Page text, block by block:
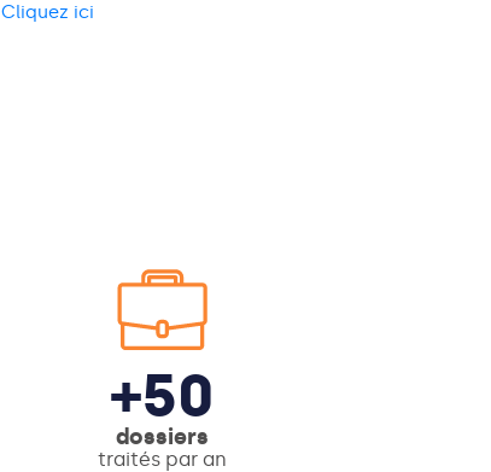
Cliquez ici
+50
dossiers
traités par an